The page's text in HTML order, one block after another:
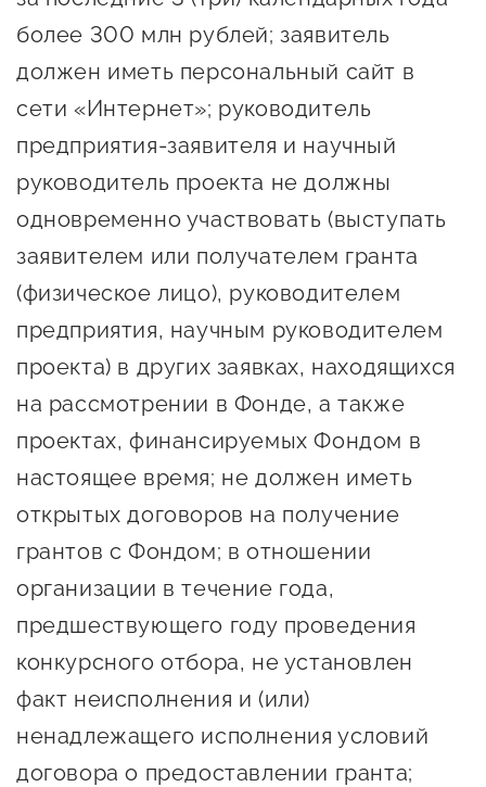
более 300 млн рублей; заявитель
должен иметь персональный сайт в
сети «Интернет»; руководитель
предприятия-заявителя и научный
руководитель проекта не должны
одновременно участвовать (выступать
заявителем или получателем гранта
(физическое лицо), руководителем
предприятия, научным руководителем
проекта) в других заявках, находящихся
на рассмотрении в Фонде, а также
проектах, финансируемых Фондом в
настоящее время; не должен иметь
открытых договоров на получение
грантов с Фондом; в отношении
организации в течение года,
предшествующего году проведения
конкурсного отбора, не установлен
факт неисполнения и (или)
ненадлежащего исполнения условий
договора о предоставлении гранта;